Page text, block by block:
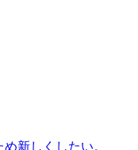
新しくしたい。